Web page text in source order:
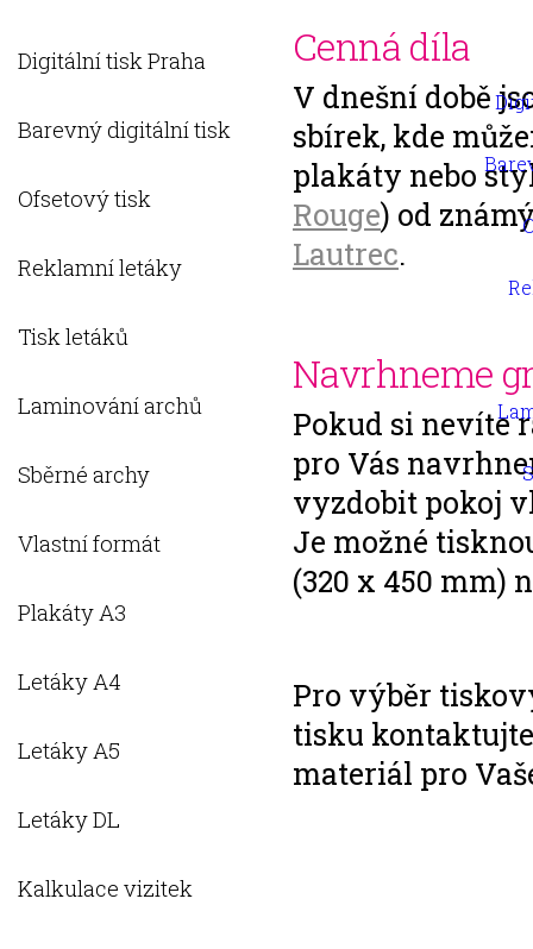
Digitální tisk Praha
Barevný digitální tisk
Ofsetový tisk
Reklamní letáky
Tisk letáků
Laminování archů
Sběrné archy
Vlastní formát
Plakáty A3
Letáky A4
Letáky A5
Letáky DL
Kalkulace vizitek
Cenná díla
V dnešní době
sbírek, kde
plakáty nebo
Rouge) od
Lautrec.
Navrhneme
Pokud si nevíte
pro Vás
vyzdobit pokoj
Je možné
(320 x 450 mm)
Pro výběr
tisku
materiál pro